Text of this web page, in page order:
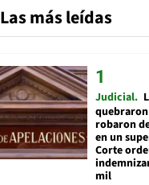
Las más leídas
Judicial
robaron
en un
Corte
mil